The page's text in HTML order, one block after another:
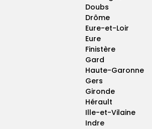
Doubs
Drôme
Eure-et-Loir
Eure
Finistère
Gard
Haute-Garonne
Gers
Gironde
Hérault
Ille-et-Vilaine
Indre